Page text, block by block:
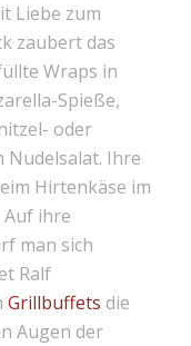
Liebe zum
zaubert das
Wraps in
Spieße,
oder
Nudelsalat. Ihre
Hirtenkäse im
Auf ihre
man sich
Ralf
Grillbuffets die
Augen der